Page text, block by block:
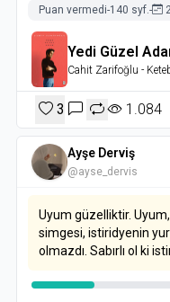
Puan vermedi-140 syf.-
Yedi Güzel
Cahit Zarifoğlu -
3 1.084
Ayşe Derviş
@ayse_dervis
Uyum güzelliktir.
simgesi, istiridyenin
olmazdı. Sabırlı ol ki